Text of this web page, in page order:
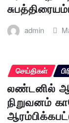
admin
செய்திகள்
லண்டனில்
நிறுவனம்